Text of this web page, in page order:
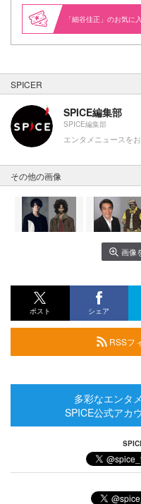
「細谷佳正」のお気に
SPICER
SPICE編集部
SPICE編集部
エンタメニュースをお
その他の画像
画像
ポスト シェア
RSSフ
多彩なエンタ
SPICE公式アカ